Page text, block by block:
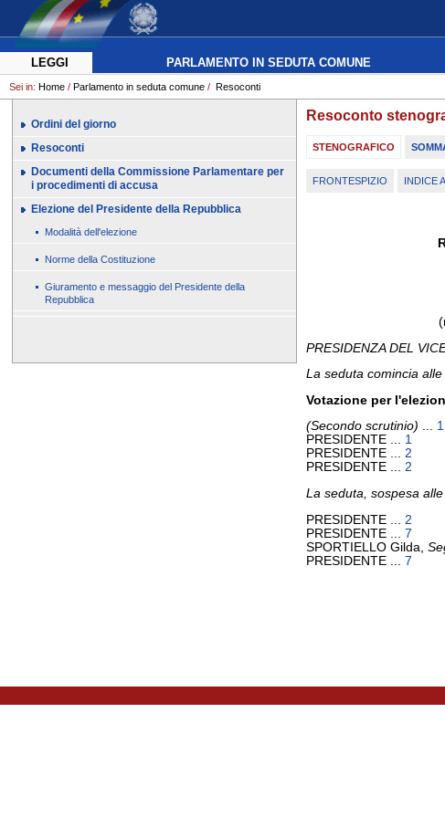
LEGGI PARLAMENTO IN SEDUTA COMUNE
Sei in: Home / Parlamento in seduta comune / Resoconti
Ordini del giorno
Resoconti
Documenti della Commissione Parlamentare per
i procedimenti di accusa
Elezione del Presidente della Repubblica
Modalità dell'elezione
Norme della Costituzione
Giuramento e messaggio del Presidente della
Repubblica
Resoconto
STENOGRAFICO
FRONTESPIZIO INDICE
PRESIDENZA DEL
La seduta comincia alle
Votazione per
(Secondo scrutinio) ... 1
PRESIDENTE ... 1
PRESIDENTE ... 2
PRESIDENTE ... 2
La seduta, sospesa
PRESIDENTE ... 2
PRESIDENTE ... 7
SPORTIELLO Gilda,
PRESIDENTE ... 7